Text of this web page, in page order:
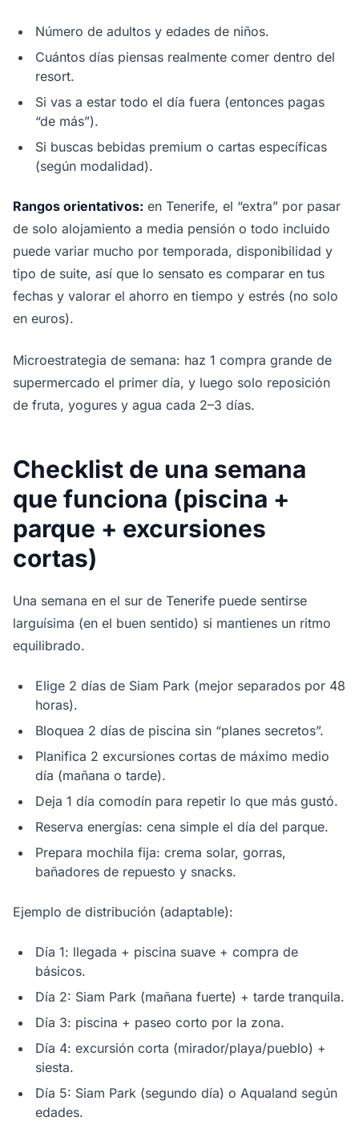
Número de adultos y edades de niños.
Cuántos días piensas realmente comer dentro del
resort.
Si vas a estar todo el día fuera (entonces pagas
“de más”).
Si buscas bebidas premium o cartas específicas
(según modalidad).
Rangos orientativos: en Tenerife, el “extra” por pasar
de solo alojamiento a media pensión o todo incluido
puede variar mucho por temporada, disponibilidad y
tipo de suite, así que lo sensato es comparar en tus
fechas y valorar el ahorro en tiempo y estrés (no solo
en euros).
Microestrategia de semana: haz 1 compra grande de
supermercado el primer día, y luego solo reposición
de fruta, yogures y agua cada 2–3 días.
Checklist de una semana
que funciona (piscina +
parque + excursiones
cortas)
Una semana en el sur de Tenerife puede sentirse
larguísima (en el buen sentido) si mantienes un ritmo
equilibrado.
Elige 2 días de Siam Park (mejor separados por 48
horas).
Bloquea 2 días de piscina sin “planes secretos”.
Planifica 2 excursiones cortas de máximo medio
día (mañana o tarde).
Deja 1 día comodín para repetir lo que más gustó.
Reserva energías: cena simple el día del parque.
Prepara mochila fija: crema solar, gorras,
bañadores de repuesto y snacks.
Ejemplo de distribución (adaptable):
Día 1: llegada + piscina suave + compra de
básicos.
Día 2: Siam Park (mañana fuerte) + tarde tranquila.
Día 3: piscina + paseo corto por la zona.
Día 4: excursión corta (mirador/playa/pueblo) +
siesta.
Día 5: Siam Park (segundo día) o Aqualand según
edades.